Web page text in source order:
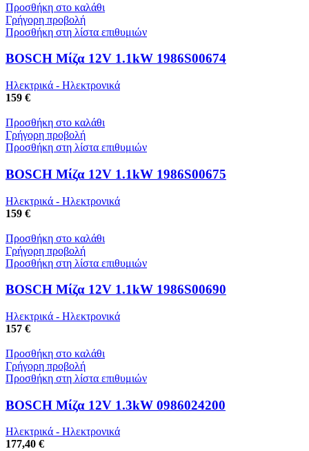
Προσθήκη στο καλάθι
Γρήγορη προβολή
Προσθήκη στη λίστα επιθυμιών
BOSCH Μίζα 12V 1.1kW 1986S00674
Ηλεκτρικά - Ηλεκτρονικά
159 €
Προσθήκη στο καλάθι
Γρήγορη προβολή
Προσθήκη στη λίστα επιθυμιών
BOSCH Μίζα 12V 1.1kW 1986S00675
Ηλεκτρικά - Ηλεκτρονικά
159 €
Προσθήκη στο καλάθι
Γρήγορη προβολή
Προσθήκη στη λίστα επιθυμιών
BOSCH Μίζα 12V 1.1kW 1986S00690
Ηλεκτρικά - Ηλεκτρονικά
157 €
Προσθήκη στο καλάθι
Γρήγορη προβολή
Προσθήκη στη λίστα επιθυμιών
BOSCH Μίζα 12V 1.3kW 0986024200
Ηλεκτρικά - Ηλεκτρονικά
177,40 €